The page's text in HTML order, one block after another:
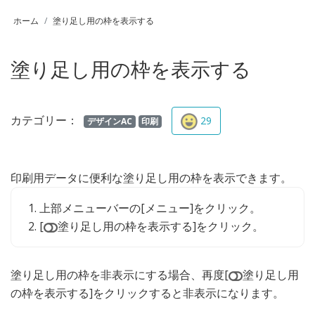
ホーム 塗り足し用の枠を表示する
塗り足し用の枠を表示する
カテゴリー： デザインAC 印刷 29
印刷用データに便利な塗り足し用の枠を表示できます。
上部メニューバーの[メニュー]をクリック。
[
塗り足し用の枠を表示する]をクリック。
塗り足し用の枠を非表示にする場合、再度[
塗り足し用
の枠を表示する]をクリックすると非表示になります。